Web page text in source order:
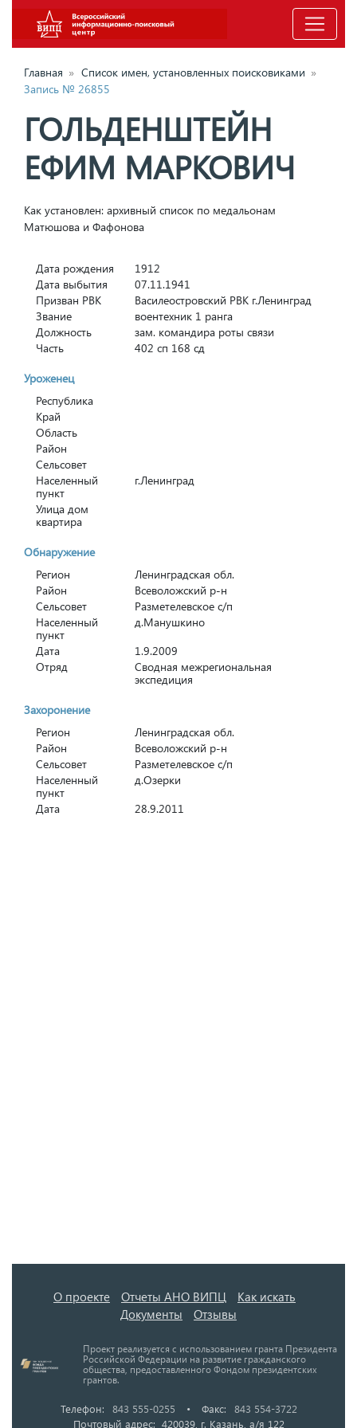
Главная » Список имен, установленных поисковиками »
Запись № 26855
ГОЛЬДЕНШТЕЙН
ЕФИМ МАРКОВИЧ
Как установлен: архивный список по медальонам
Матюшова и Фафонова
Дата рождения
1912
Дата выбытия
07.11.1941
Призван РВК
Василеостровский РВК г.Ленинград
Звание
воентехник 1 ранга
Должность
зам. командира роты связи
Часть
402 сп 168 сд
Уроженец
Республика
Край
Область
Район
Сельсовет
Населенный
пункт
г.Ленинград
Улица дом
квартира
Обнаружение
Регион
Ленинградская обл.
Район
Всеволожский р-н
Сельсовет
Разметелевское с/п
Населенный
пункт
д.Манушкино
Дата
1.9.2009
Отряд
Сводная межрегиональная
экспедиция
Захоронение
Регион
Ленинградская обл.
Район
Всеволожский р-н
Сельсовет
Разметелевское с/п
Населенный
пункт
д.Озерки
Дата
28.9.2011
О проекте Отчеты АНО ВИПЦ
Как искать
Документы
Отзывы
Проект реализуется с использованием гранта Президента
Российской Федерации на развитие гражданского
общества, предоставленного Фондом президентских
грантов.
Телефон: 843 555-0255 • Факс:
843 554-3722
Почтовый адрес: 420039, г. Казань, а/я 122